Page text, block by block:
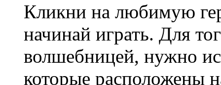
Кликни на любимую
начинай играть. Для
волшебницей, нужно
которые расположены